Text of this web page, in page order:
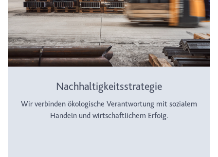
Nachhaltigkeitsstrategie
Wir verbinden ökologische Verantwortung mit sozialem
Handeln und wirtschaftlichem Erfolg.